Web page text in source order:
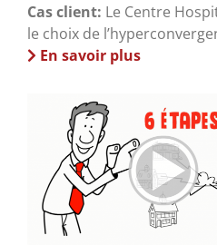
Cas client: Le Centre
le choix de
En savoir plus